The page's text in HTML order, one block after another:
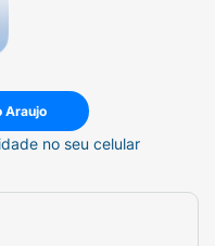
Médicos.
Araujo
no seu celular